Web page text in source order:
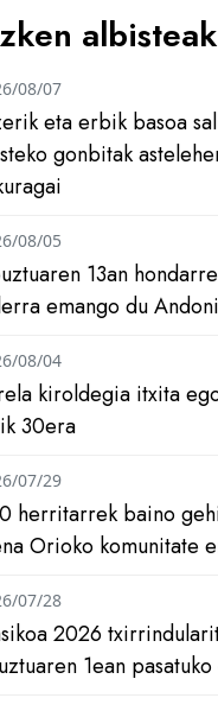
albisteak
eta erbik basoa
gonbitak
08/07
13an
emango du
08/05
kiroldegia itxita
30era
08/04
herritarrek baino
Orioko komunitate
07/29
2026
1ean
07/28